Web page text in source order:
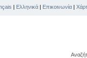
| Ελληνικά | Επικοινωνία |